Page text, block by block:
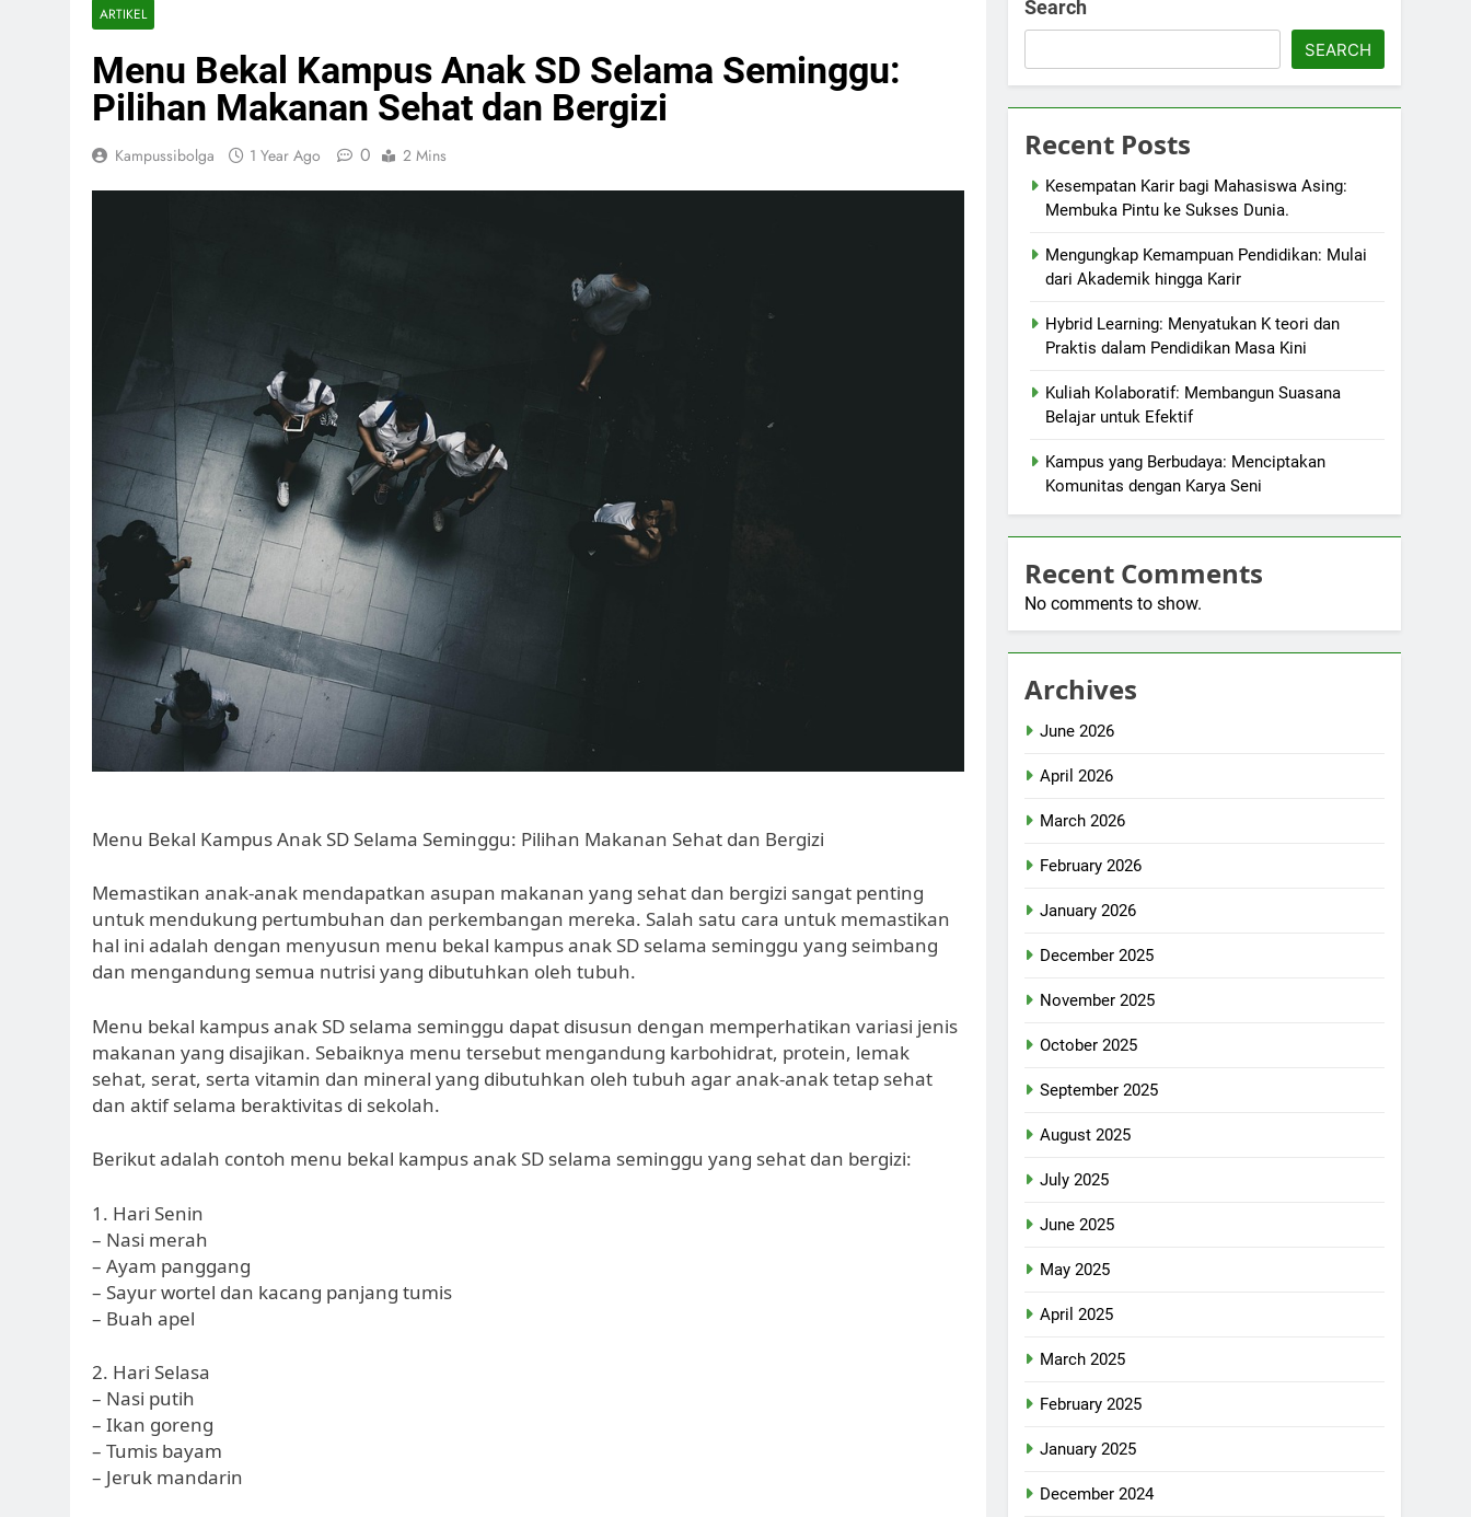
ARTIKEL
Menu Bekal Kampus Anak SD Selama Seminggu:
Pilihan Makanan Sehat dan Bergizi
Kampussibolga 1 Year Ago 0 2 Mins
Menu Bekal Kampus Anak SD Selama Seminggu: Pilihan Makanan Sehat dan Bergizi
Memastikan anak-anak mendapatkan asupan makanan yang sehat dan bergizi sangat penting
untuk mendukung pertumbuhan dan perkembangan mereka. Salah satu cara untuk memastikan
hal ini adalah dengan menyusun menu bekal kampus anak SD selama seminggu yang seimbang
dan mengandung semua nutrisi yang dibutuhkan oleh tubuh.
Menu bekal kampus anak SD selama seminggu dapat disusun dengan memperhatikan variasi jenis
makanan yang disajikan. Sebaiknya menu tersebut mengandung karbohidrat, protein, lemak
sehat, serat, serta vitamin dan mineral yang dibutuhkan oleh tubuh agar anak-anak tetap sehat
dan aktif selama beraktivitas di sekolah.
Berikut adalah contoh menu bekal kampus anak SD selama seminggu yang sehat dan bergizi:
1. Hari Senin
– Nasi merah
– Ayam panggang
– Sayur wortel dan kacang panjang tumis
– Buah apel
2. Hari Selasa
– Nasi putih
– Ikan goreng
– Tumis bayam
– Jeruk mandarin
Search
SEARCH
Recent Posts
Kesempatan Karir bagi Mahasiswa Asing:
Membuka Pintu ke Sukses Dunia.
Mengungkap Kemampuan Pendidikan: Mulai
dari Akademik hingga Karir
Hybrid Learning: Menyatukan K teori dan
Praktis dalam Pendidikan Masa Kini
Kuliah Kolaboratif: Membangun Suasana
Belajar untuk Efektif
Kampus yang Berbudaya: Menciptakan
Komunitas dengan Karya Seni
Recent Comments
No comments to show.
Archives
June 2026
April 2026
March 2026
February 2026
January 2026
December 2025
November 2025
October 2025
September 2025
August 2025
July 2025
June 2025
May 2025
April 2025
March 2025
February 2025
January 2025
December 2024